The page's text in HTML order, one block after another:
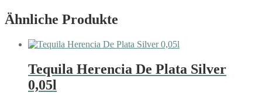
Ähnliche Produkte
Tequila Herencia De Plata Silver
0,05l